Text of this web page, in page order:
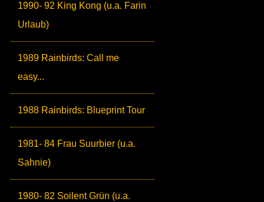
1990- 92 King Kong (u.a. Farin
Urlaub)
1989 Rainbirds: Call me
easy...
1988 Rainbirds: Blueprint Tour
1981- 84 Frau Suurbier (u.a.
Sahnie)
1980- 82 Soilent Grün (u.a.